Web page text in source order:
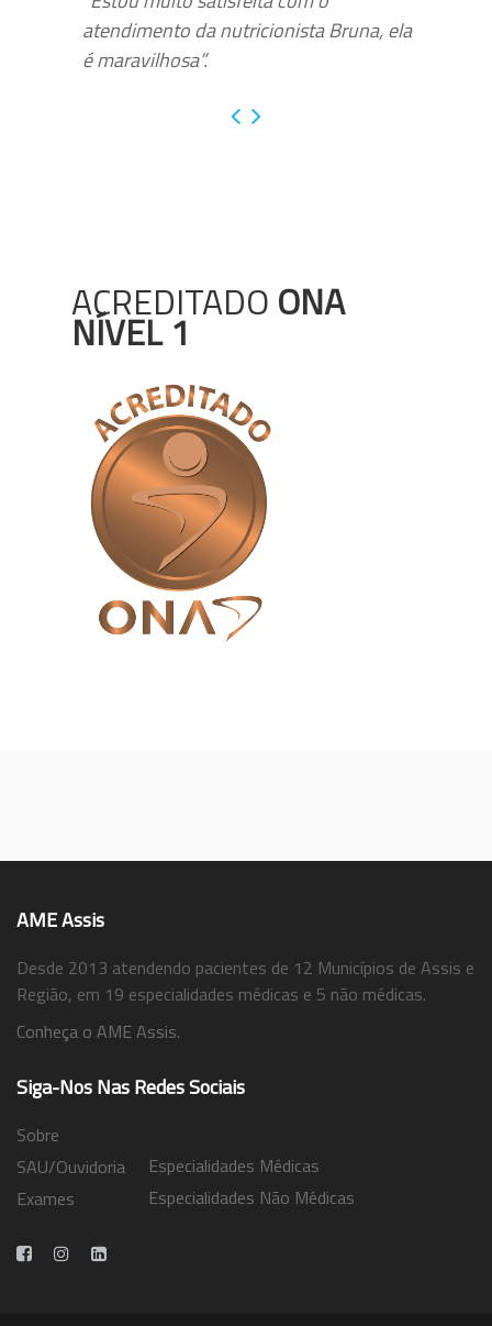
atendimento da nutricionista Bruna, ela
é maravilhosa”.
ACREDITADO ONA
NÍVEL 1
AME Assis
Desde 2013 atendendo pacientes de 12 Municípios de Assis e
Região, em 19 especialidades médicas e 5 não médicas.
Conheça o AME Assis.
Siga-Nos Nas Redes Sociais
Sobre
SAU/Ouvidoria
Exames
Especialidades Médicas
Especialidades Não Médicas